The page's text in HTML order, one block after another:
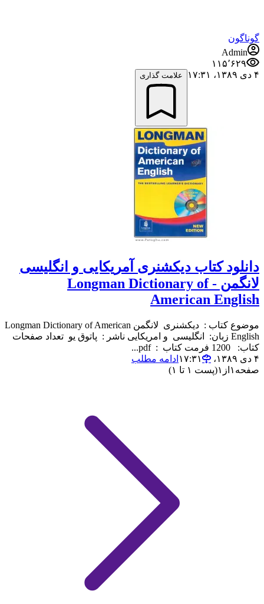
گوناگون
Admin
۱۱۵٬۶۲۹
۴ دی ۱۳۸۹،‏ ۱۷:۳۱
علامت گذاری
دانلود کتاب دیکشنری آمریکایی و انگلیسی
لانگمن - Longman Dictionary of
American English
موضوع کتاب : دیکشنری لانگمن Longman Dictionary of American
English زبان: انگلیسی و امریکایی ناشر : پاتوق یو تعداد صفحات
کتاب: 1200 فرمت کتاب : pdf...
۴ دی ۱۳۸۹،‏ ۱۷:۳۱
ادامه مطلب
صفحه ۱ از ۱(پست ۱ تا ۱)